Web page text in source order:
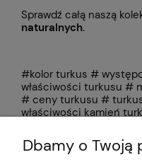
Sprawdź całą naszą
naturalnych.
#kolor turkus #
właściwości turkusu #
# ceny turkusu #
właściwości kamień
Pomoc
Dbamy o Twoją